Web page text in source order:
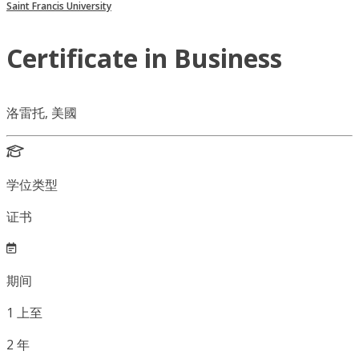
Saint Francis University
Certificate in Business
洛雷托, 美國
学位类型
证书
期间
1 上至
2 年